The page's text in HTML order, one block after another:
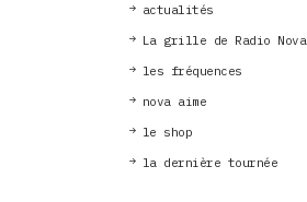
actualités
La grille de Radio Nova
les fréquences
nova aime
le shop
la dernière tournée